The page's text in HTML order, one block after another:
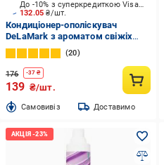
132.05₴/шт.
До -10% з суперкредиткою Visa Вигода
Кондиціонер-ополіскувач
DeLaMark з ароматом свіжіх
трав карпатських гір 0,75 л
20
176 -37 ₴
139 ₴/шт.
Cамовивіз Доставимо